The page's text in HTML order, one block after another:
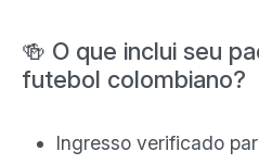
🍻 O que inclui seu
futebol colombiano?
Ingresso verificado